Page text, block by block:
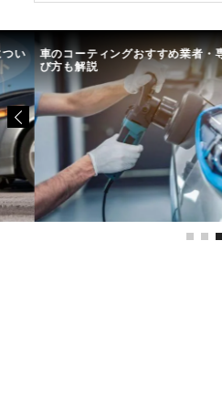
い 車のコーティングおすすめ業者・
び方も解説